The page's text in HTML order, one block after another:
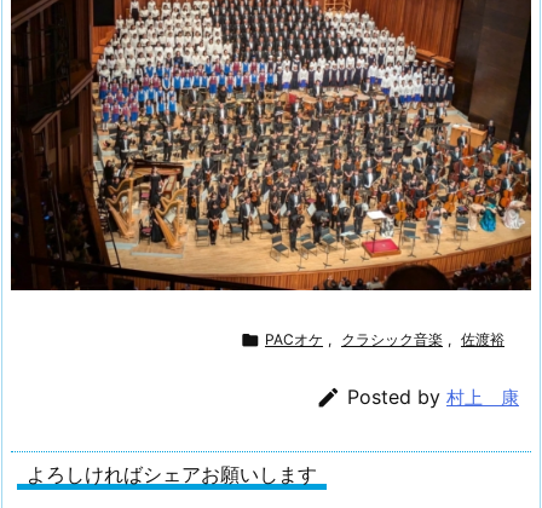
 PACオケ , クラシック音楽 , 佐渡裕
 Posted by 村上 康
よろしければシェアお願いします